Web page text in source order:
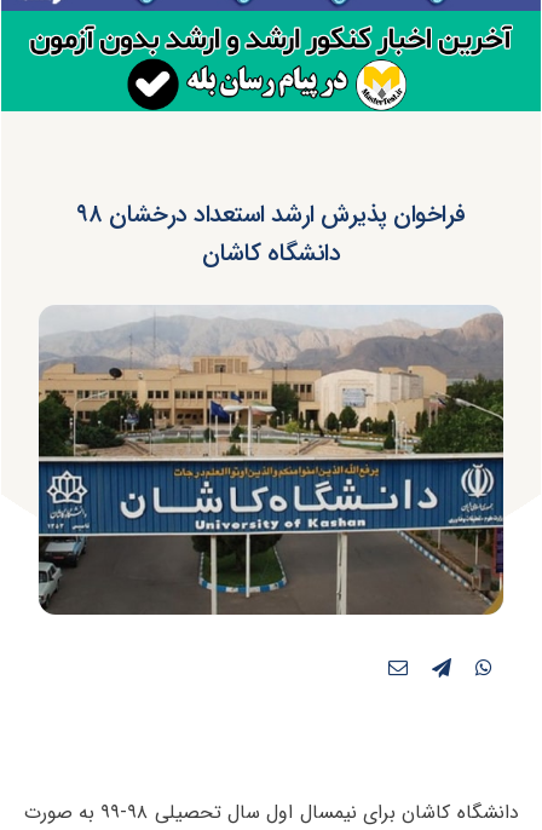
فراخوان پذیرش ارشد استعداد درخشان ۹۸
دانشگاه کاشان
دانشگاه کاشان برای نیمسال اول سال تحصیلی ۹۸-۹۹ به صورت